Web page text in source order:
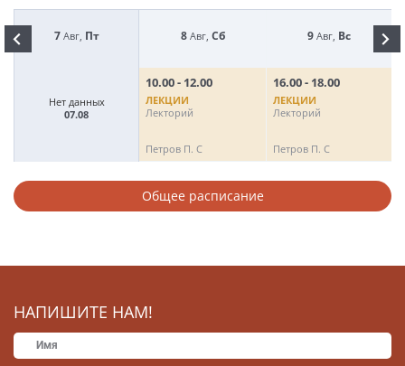
7Авг, Пт 8Авг, Сб 9Авг, Вс
Нет данных
07.08
10.00 - 12.00
ЛЕКЦИИ
Лекторий
Петров П. С
16.00 - 18.00
ЛЕКЦИИ
Лекторий
Петров П. С
Общее расписание
НАПИШИТЕ НАМ!